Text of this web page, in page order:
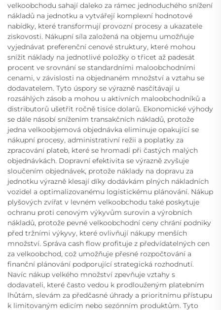
velkoobchodu sahají daleko za rámec jednoduchého snížení
nákladů na jednotku a vytvářejí komplexní hodnotové
nabídky, které transformují provozní procesy a ukazatele
ziskovosti. Nákupní síla založená na objemu umožňuje
vyjednávat preferenční cenové struktury, které mohou
snížit náklady na jednotlivé položky o třicet až padesát
procent ve srovnání se standardními maloobchodními
cenami, v závislosti na objednaném množství a vztahu se
dodavatelem. Tyto úspory se výrazně nasčítávají u
rozsáhlých zásob a mohou u aktivních maloobchodníků a
distributorů ušetřit ročně tisíce dolarů. Ekonomické výhody
se dále násobí snížením transakčních nákladů, protože
jedna velkoobjemová objednávka eliminuje opakující se
nákupní procesy, administrativní režii a poplatky za
zpracování plateb, které se hromadí při častých malých
objednávkách. Dopravní efektivita se výrazně zvyšuje
sloučením objednávek, protože náklady na dopravu za
jednotku výrazně klesají díky dodávkám plných nákladních
vozidel a optimalizovanému logistickému plánování. Nákup
plyšových zvířat v levném velkoobchodu také poskytuje
ochranu proti cenovým výkyvům surovin a výrobních
nákladů, protože pevné velkoobchodní ceny chrání podniky
před tržními výkyvy, které ovlivňují nákupy menších
množství. Správa cash flow profituje z předvídatelných cen
za velkoobchod, což umožňuje přesné rozpočtování a
finanční plánování podporující strategická rozhodnutí.
Navíc nákup velkého množství zpevňuje vztahy s
dodavateli, které často vedou k prodlouženým platebním
lhůtám, slevám za předčasné úhrady a prioritnímu přístupu
k limitovaným edicím nebo sezónním produktům. Tyto